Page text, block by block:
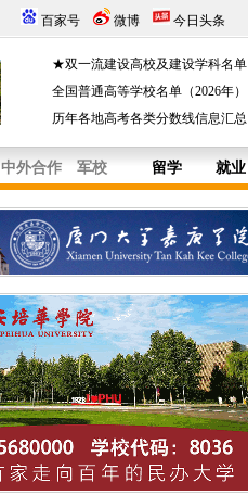
百家号 微博 今日头条
★双一流建设高校及建设学科名单
全国普通高等学校名单（2026年）
历年各地高考各类分数线信息汇总
中外合作 军校 留学 就业